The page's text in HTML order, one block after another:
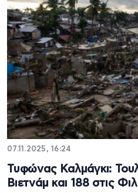
07.11.2025, 16:24
Τυφώνας Καλμάγκι:
Βιετνάμ και 188 στις